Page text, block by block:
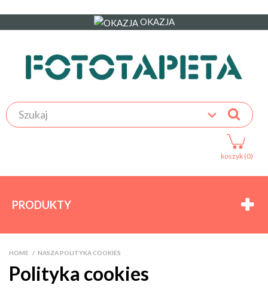
OKAZJA
koszyk (0)
PRODUKTY
HOME NASZA POLITYKA COOKIES
Polityka cookies